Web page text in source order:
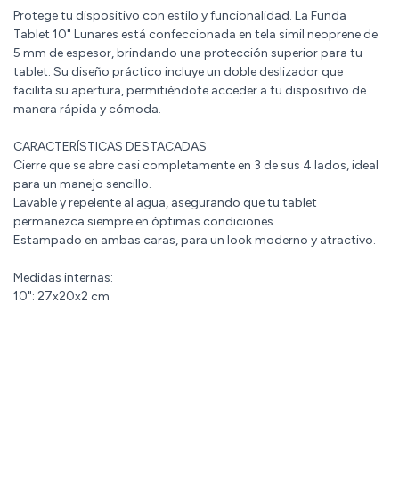
Protege tu dispositivo con estilo y funcionalidad. La Funda
Tablet 10" Lunares está confeccionada en tela simil neoprene de
5 mm de espesor, brindando una protección superior para tu
tablet. Su diseño práctico incluye un doble deslizador que
facilita su apertura, permitiéndote acceder a tu dispositivo de
manera rápida y cómoda.
CARACTERÍSTICAS DESTACADAS
Cierre que se abre casi completamente en 3 de sus 4 lados, ideal
para un manejo sencillo.
Lavable y repelente al agua, asegurando que tu tablet
permanezca siempre en óptimas condiciones.
Estampado en ambas caras, para un look moderno y atractivo.
Medidas internas:
10": 27x20x2 cm